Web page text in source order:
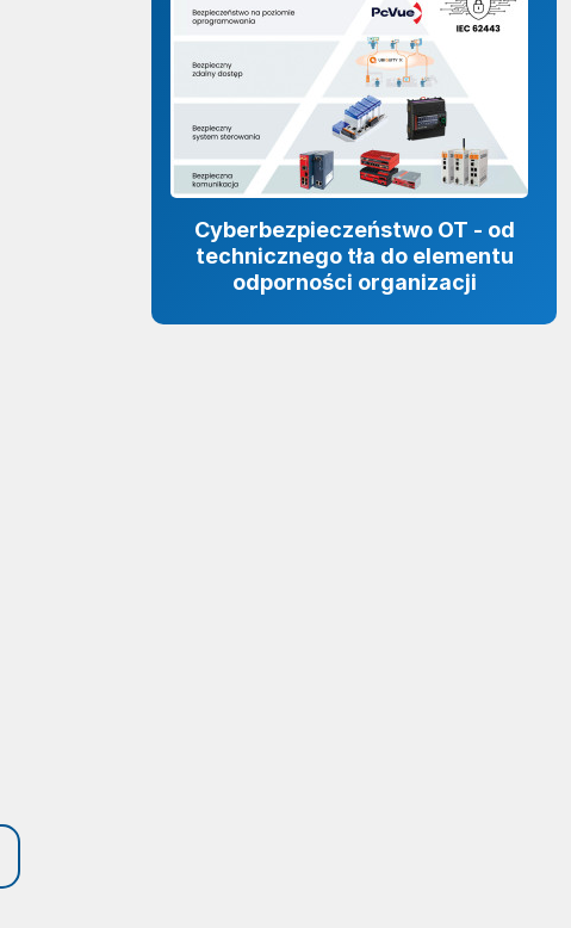
Cyberbezpieczeństwo OT - od
technicznego tła do elementu
odporności organizacji